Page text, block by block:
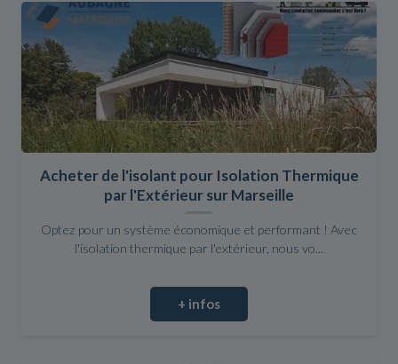
Acheter de l'isolant pour Isolation Thermique
par l'Extérieur sur Marseille
Optez pour un système économique et performant ! Avec
l'isolation thermique par l'extérieur, nous vo...
+ infos